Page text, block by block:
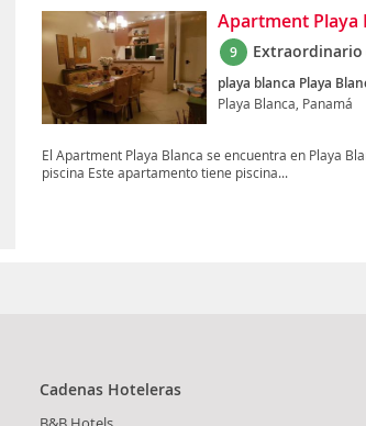
Apartment Playa
9 Extraordinario
playa blanca Playa
Playa Blanca, Panamá
El Apartment Playa Blanca se encuentra en Playa
piscina Este apartamento tiene piscina...
Cadenas Hoteleras